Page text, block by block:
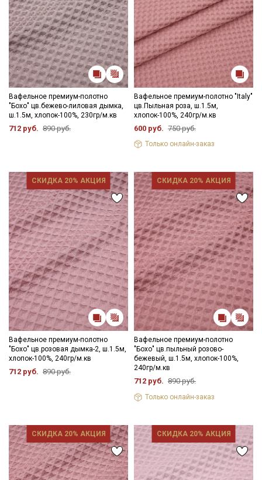
Вафельное премиум-полотно
"Бохо" цв.бежево-лиловая дымка,
ш.1.5м, хлопок-100%, 230гр/м.кв
712 руб. 890 руб.
Вафельное премиум-полотно "Italy"
цв.Пыльная роза, ш.1.5м,
хлопок-100%, 240гр/м.кв
600 руб. 750 руб.
Только онлайн-заказ
СКИДКА 20% АКЦИЯ
Вафельное премиум-полотно
"Бохо" цв.розовая дымка-2, ш.1.5м,
хлопок-100%, 240гр/м.кв
712 руб. 890 руб.
СКИДКА 20% АКЦИЯ
Вафельное премиум-полотно
"Бохо" цв.пыльный розово-
бежевый, ш.1.5м, хлопок-100%,
240гр/м.кв
712 руб. 890 руб.
Только онлайн-заказ
СКИДКА 20% АКЦИЯ СКИДКА 20% АКЦИЯ